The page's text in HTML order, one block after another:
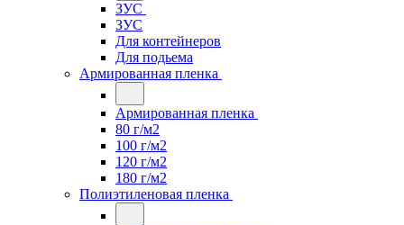
ЗУС
ЗУС
Для контейнеров
Для подьема
Армированная пленка
Армированная пленка
80 г/м2
100 г/м2
120 г/м2
180 г/м2
Полиэтиленовая пленка